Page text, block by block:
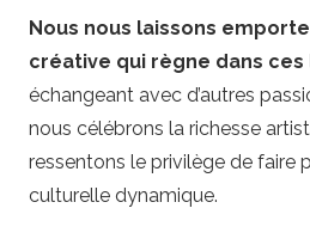
Nous nous laissons
créative qui règne dans ces
échangeant avec d’autres
nous célébrons la richesse
ressentons le privilège de faire
culturelle dynamique.